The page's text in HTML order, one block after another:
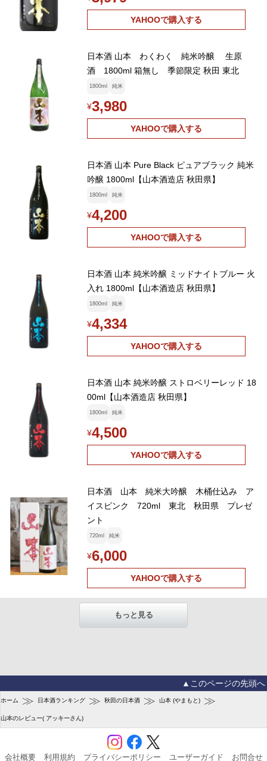
YAHOOで購入する
日本酒 山本 わくわく 純米吟醸 生原
酒 1800ml 箱無し 季節限定 秋田 東北
1800ml 純米
¥3,980
YAHOOで購入する
日本酒 山本 Pure Black ピュアブラック 純米
吟醸 1800ml【山本酒造店 秋田県】
1800ml 純米
¥4,200
YAHOOで購入する
日本酒 山本 純米吟醸 ミッドナイトブルー 火
入れ 1800ml【山本酒造店 秋田県】
1800ml 純米
¥4,334
YAHOOで購入する
日本酒 山本 純米吟醸 ストロベリーレッド 18
00ml【山本酒造店 秋田県】
1800ml 純米
¥4,500
YAHOOで購入する
日本酒 山本 純米大吟醸 木桶仕込み ア
イスピンク 720ml 東北 秋田県 プレゼ
ント
720ml 純米
¥6,000
YAHOOで購入する
もっと見る
▲このページの先頭へ
ホーム ≫ 日本酒ランキング ≫ 秋田の日本酒 ≫ 山本 (やまもと) ≫
山本のレビュー( アッキーさん)
会社概要 利用規約 プライバシーポリシー ユーザーガイド お問合せ